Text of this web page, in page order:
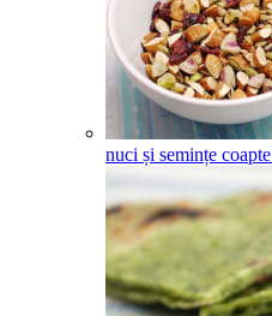
nuci și semințe coapte